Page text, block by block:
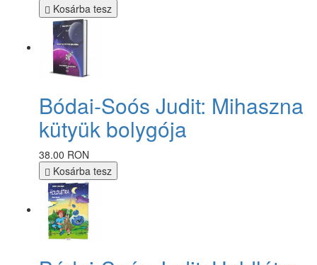
Kosárba tesz
Bódai-Soós Judit: Mihaszna
kütyük bolygója
38.00 RON
Kosárba tesz